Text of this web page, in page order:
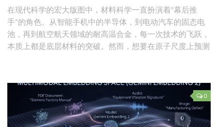
在现代科学的宏大版图中，材料科学一直扮演着"幕后推
手"的角色。从智能手机中的半导体，到电动汽车的固态电
池，再到航空航天领域的耐高温合金，每一次技术的飞跃，
本质上都是底层材料的突破。然而，想要在原子尺度上预测
Dimensionality）。 就在最近，据 ScienceDaily 报道，来自
**新墨西哥大学（UNM）和洛斯阿拉莫斯国家实验室
（LANL）**的顶尖研究团队，扔出了一枚震撼科学界的"重
磅炸弹"。他们联合开发了一款名为 THOR（Tensors for
0